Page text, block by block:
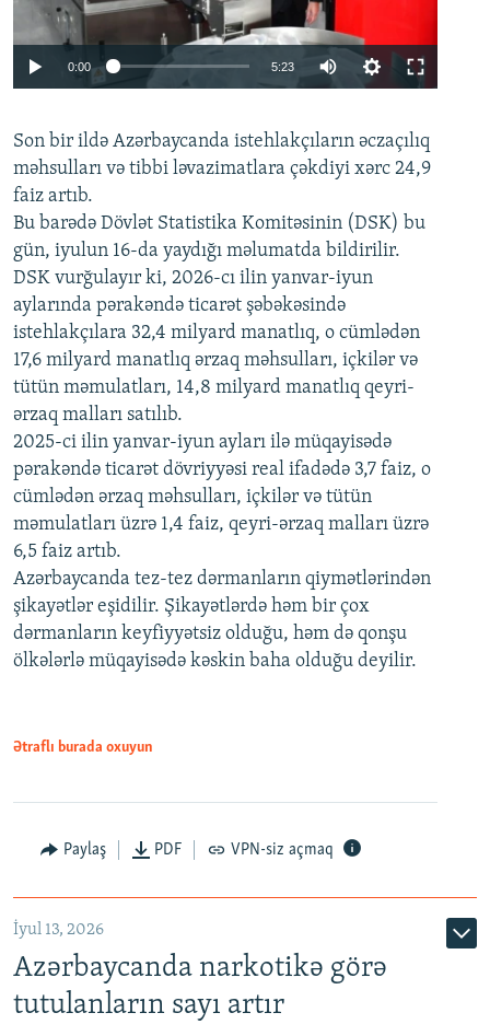
Auto 240p 360p 480p
720p 1080p
0:00 5:23
360p
480p
720p
1080p
Son bir ildə Azərbaycanda istehlakçıların əczaçılıq
məhsulları və tibbi ləvazimatlara çəkdiyi xərc 24,9
faiz artıb.
Bu barədə Dövlət Statistika Komitəsinin (DSK) bu
gün, iyulun 16-da yaydığı məlumatda bildirilir.
DSK vurğulayır ki, 2026-cı ilin yanvar-iyun
aylarında pərakəndə ticarət şəbəkəsində
istehlakçılara 32,4 milyard manatlıq, o cümlədən
17,6 milyard manatlıq ərzaq məhsulları, içkilər və
tütün məmulatları, 14,8 milyard manatlıq qeyri-
ərzaq malları satılıb.
2025-ci ilin yanvar-iyun ayları ilə müqayisədə
pərakəndə ticarət dövriyyəsi real ifadədə 3,7 faiz, o
cümlədən ərzaq məhsulları, içkilər və tütün
məmulatları üzrə 1,4 faiz, qeyri-ərzaq malları üzrə
6,5 faiz artıb.
Azərbaycanda tez-tez dərmanların qiymətlərindən
şikayətlər eşidilir. Şikayətlərdə həm bir çox
dərmanların keyfiyyətsiz olduğu, həm də qonşu
ölkələrlə müqayisədə kəskin baha olduğu deyilir.
Ətraflı burada oxuyun
Paylaş PDF VPN-siz açmaq
İyul 13, 2026
Azərbaycanda narkotikə görə
tutulanların sayı artır